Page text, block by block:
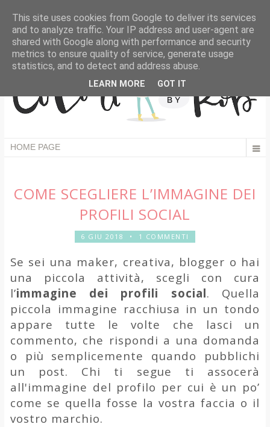
COME SCEGLIERE L’IMMAGINE DEI
PROFILI SOCIAL
6 GIU 2018 • 1 COMMENTI
Se sei una maker, creativa, blogger o hai
una piccola attività, scegli con cura
l’immagine dei profili social. Quella
piccola immagine racchiusa in un tondo
appare tutte le volte che lasci un
commento, che rispondi a una domanda
o più semplicemente quando pubblichi
un post. Chi ti segue ti assocerà
all'immagine del profilo per cui è un po’
come se quella fosse la vostra faccia o il
vostro marchio.
This site uses cookies from Google to deliver its services
and to analyze traffic. Your IP address and user-agent are
shared with Google along with performance and security
metrics to ensure quality of service, generate usage
statistics, and to detect and address abuse.
LEARN MORE GOT IT